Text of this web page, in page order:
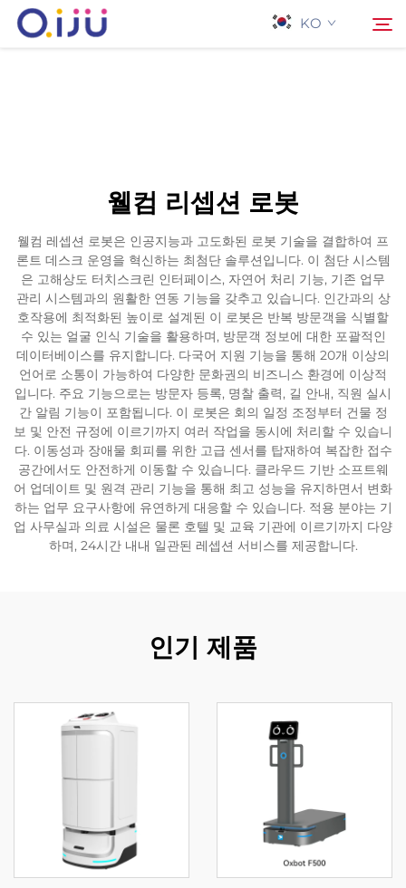
KO
응용 프로그램
사례
뉴스
서비스 지원
연락
웰컴 리셉션 로봇
웰컴 레셉션 로봇은 인공지능과 고도화된 로봇 기술을 결합하여 프
론트 데스크 운영을 혁신하는 최첨단 솔루션입니다. 이 첨단 시스템
은 고해상도 터치스크린 인터페이스, 자연어 처리 기능, 기존 업무
관리 시스템과의 원활한 연동 기능을 갖추고 있습니다. 인간과의 상
호작용에 최적화된 높이로 설계된 이 로봇은 반복 방문객을 식별할
수 있는 얼굴 인식 기술을 활용하며, 방문객 정보에 대한 포괄적인
데이터베이스를 유지합니다. 다국어 지원 기능을 통해 20개 이상의
언어로 소통이 가능하여 다양한 문화권의 비즈니스 환경에 이상적
입니다. 주요 기능으로는 방문자 등록, 명찰 출력, 길 안내, 직원 실시
간 알림 기능이 포함됩니다. 이 로봇은 회의 일정 조정부터 건물 정
보 및 안전 규정에 이르기까지 여러 작업을 동시에 처리할 수 있습니
다. 이동성과 장애물 회피를 위한 고급 센서를 탑재하여 복잡한 접수
공간에서도 안전하게 이동할 수 있습니다. 클라우드 기반 소프트웨
어 업데이트 및 원격 관리 기능을 통해 최고 성능을 유지하면서 변화
하는 업무 요구사항에 유연하게 대응할 수 있습니다. 적용 분야는 기
업 사무실과 의료 시설은 물론 호텔 및 교육 기관에 이르기까지 다양
하며, 24시간 내내 일관된 레셉션 서비스를 제공합니다.
인기 제품